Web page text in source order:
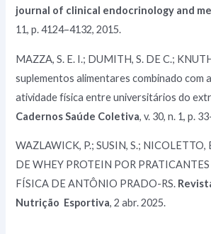
journal of clinical endocrinology and
11, p. 4124–4132, 2015.
MAZZA, S. E. I.; DUMITH, S. DE C.;
suplementos alimentares combinado com
atividade física entre universitários do
Cadernos Saúde Coletiva, v. 30, n. 1, p.
WAZLAWICK, P.; SUSIN, S.;
DE WHEY PROTEIN POR
FÍSICA DE ANTÔNIO PRADO-RS.
Nutrição Esportiva, 2 abr. 2025.